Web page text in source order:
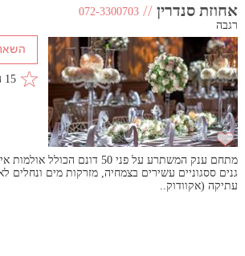
אחוזת סנדרין //
072-3300703
רגבה
15 המלצות
מתחם ענק המשתרע על פני 50 דונם
גנים ססגוניים עשירים בצמחיה, מזרקות מים ונחלים
עתיקה (אקוודוק..